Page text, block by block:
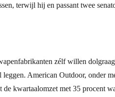
terwijl hij en passant twee
zélf willen
American Outdoor, onder
kwartaalomzet met 35 procent